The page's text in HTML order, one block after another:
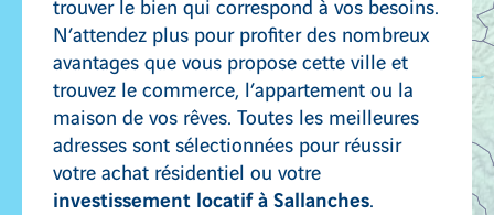
Décines-Charpieu
N’attendez plus pour profiter des nombreux
avantages que vous propose cette ville et
trouvez le commerce, l’appartement ou la
maison de vos rêves. Toutes les meilleures
adresses sont sélectionnées pour réussir
votre achat résidentiel ou votre
investissement locatif à Sallanches.